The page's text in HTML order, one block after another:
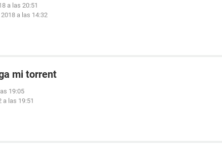
a las 20:51
a las 14:32
mi torrent
19:05
a las 19:51